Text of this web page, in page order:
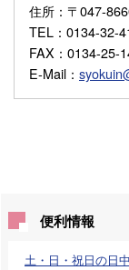
住所 ：〒047-
TEL ：0134-32-
FAX ：0134-25-
E-Mail ：
便利情報
土・日・祝日の日